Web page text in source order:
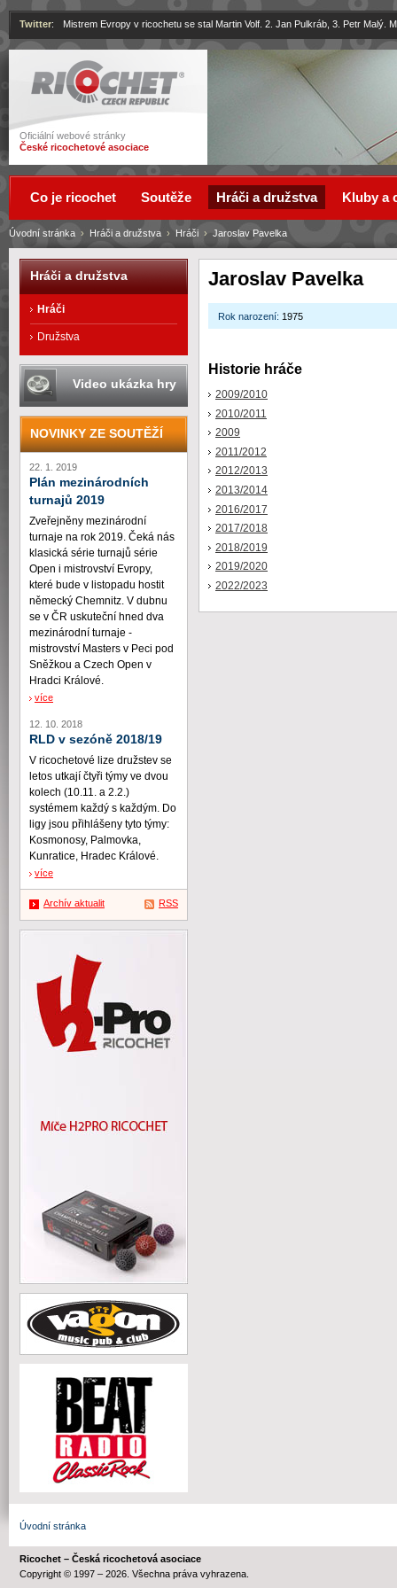
Ricochet
Oficiální webové stránky
České ricochetové asociace
Twitter: Mistrem Evropy v ricochetu se stal Martin Volf. 2. Jan Pulkráb, 3. Petr Malý.
Jaroslav Pavelka
Rok narození: 1975
Historie hráče
2009/2010
2010/2011
2009
2011/2012
2012/2013
2013/2014
2016/2017
2017/2018
2018/2019
2019/2020
2022/2023
Úvodní stránka › Hráči a družstva › Hráči › Jaroslav Pavelka
Co je ricochet Soutěže Hráči a družstva Kluby a
Hráči a družstva
Hráči
Družstva
Video ukázka hry
NOVINKY ZE SOUTĚŽÍ
22. 1. 2019
Plán mezinárodních
turnajů 2019
Zveřejněny mezinárodní
turnaje na rok 2019. Čeká nás
klasická série turnajů série
Open i mistrovství Evropy,
které bude v listopadu hostit
německý Chemnitz. V dubnu
se v ČR uskuteční hned dva
mezinárodní turnaje -
mistrovství Masters v Peci pod
Sněžkou a Czech Open v
Hradci Králové.
více
12. 10. 2018
RLD v sezóně 2018/19
V ricochetové lize družstev se
letos utkají čtyři týmy ve dvou
kolech (10.11. a 2.2.)
systémem každý s každým. Do
ligy jsou přihlášeny tyto týmy:
Kosmonosy, Palmovka,
Kunratice, Hradec Králové.
více
Archív aktualit RSS
Úvodní stránka
Ricochet – Česká ricochetová asociace
Copyright © 1997 – 2026. Všechna práva vyhrazena.